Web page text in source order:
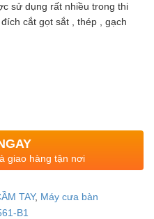
sử dụng rất nhiều trong thi
cắt gọt sắt , thép , gạch
giao hàng tận nơi
TAY, Máy cưa bàn
B1